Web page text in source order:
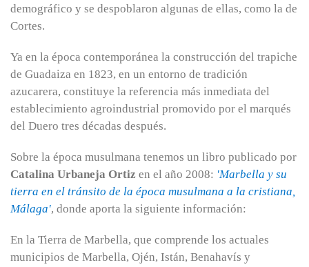
demográfico y se despoblaron algunas de ellas, como la de
Cortes.
Ya en la época contemporánea la construcción del trapiche
de Guadaiza en 1823, en un entorno de tradición
azucarera, constituye la referencia más inmediata del
establecimiento agroindustrial promovido por el marqués
del Duero tres décadas después.
Sobre la época musulmana tenemos un libro publicado por
Catalina Urbaneja Ortiz en el año 2008: 'Marbella y su
tierra en el tránsito de la época musulmana a la cristiana,
Málaga', donde aporta la siguiente información:
En la Tierra de Marbella, que comprende los actuales
municipios de Marbella, Ojén, Istán, Benahavís y